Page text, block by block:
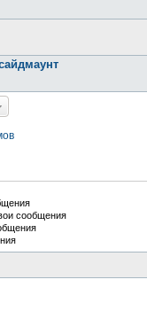
сообщения